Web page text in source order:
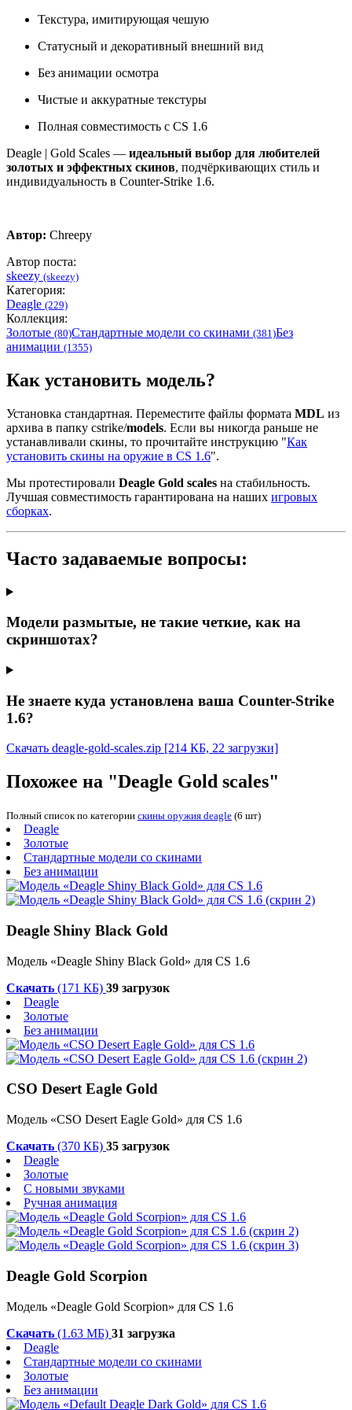
Текстура, имитирующая чешую
Статусный и декоративный внешний вид
Без анимации осмотра
Чистые и аккуратные текстуры
Полная совместимость с CS 1.6
Deagle | Gold Scales — идеальный выбор для любителей
золотых и эффектных скинов, подчёркивающих стиль и
индивидуальность в Counter-Strike 1.6.
Автор: Chreepy
Автор поста:
skeezy (skeezy)
Категория:
Deagle (229)
Коллекция:
Золотые (80)Стандартные модели со скинами (381)Без
анимации (1355)
Как установить модель?
Установка стандартная. Переместите файлы формата MDL из
архива в папку cstrike/models. Если вы никогда раньше не
устанавливали скины, то прочитайте инструкцию "Как
установить скины на оружие в CS 1.6".
Мы протестировали Deagle Gold scales на стабильность.
Лучшая совместимость гарантирована на наших игровых
сборках.
Часто задаваемые вопросы:
Модели размытые, не такие четкие, как на
скриншотах?
Не знаете куда установлена ваша Counter-Strike
1.6?
Скачать deagle-gold-scales.zip [214 КБ, 22 загрузки]
Похожее на "Deagle Gold scales"
Полный список по категории скины оружия deagle (6 шт)
Deagle
Золотые
Стандартные модели со скинами
Без анимации
Deagle Shiny Black Gold
Модель «Deagle Shiny Black Gold» для CS 1.6
Скачать (171 КБ) 39 загрузок
Deagle
Золотые
Без анимации
CSO Desert Eagle Gold
Модель «CSO Desert Eagle Gold» для CS 1.6
Скачать (370 КБ) 35 загрузок
Deagle
Золотые
С новыми звуками
Ручная анимация
Deagle Gold Scorpion
Модель «Deagle Gold Scorpion» для CS 1.6
Скачать (1.63 МБ) 31 загрузка
Deagle
Стандартные модели со скинами
Золотые
Без анимации